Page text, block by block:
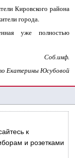
Кировского района
города.
уже полностью
Соб.инф.
Екатерины Юсубовой
к
и розетками